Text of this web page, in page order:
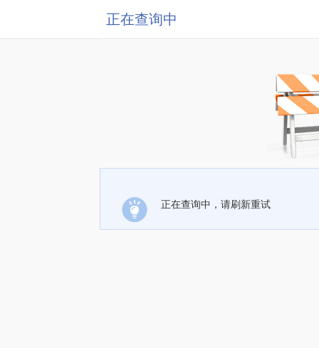
正在查询中
正在查询中，请刷新重试